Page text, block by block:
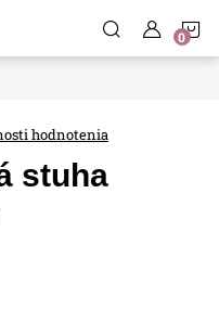
hodnotenia
stuha